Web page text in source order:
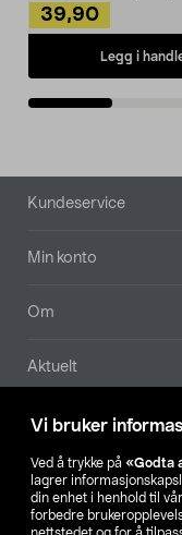
Vi bruker
Ved å trykke på «Godta
lagrer
din enhet i henhold til vår
forbedre
39,90
Legg i
Bunntekst
Kundeservice
Min konto
Om
Aktuelt
Våre selskaper